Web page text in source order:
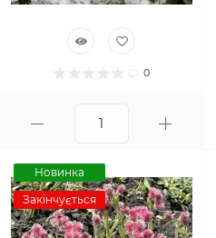
0
Новинка
Закінчується